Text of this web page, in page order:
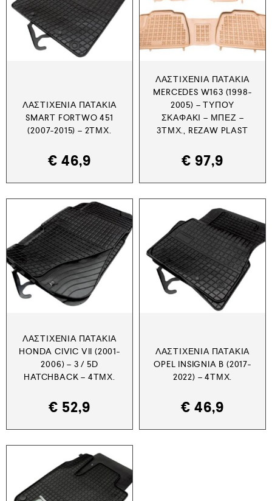
ΛΑΣΤΙΧΈΝΙΑ ΠΑΤΆΚΙΑ
SMART FORTWO 451
(2007-2015) – 2ΤΜΧ.
€ 46,9
ΛΑΣΤΙΧΈΝΙΑ ΠΑΤΆΚΙΑ
MERCEDES W163 (1998-
2005) – ΤΎΠΟΥ
ΣΚΑΦΆΚΙ – ΜΠΕΖ –
3ΤΜΧ., REZAW PLAST
€ 97,9
ΛΑΣΤΙΧΈΝΙΑ ΠΑΤΆΚΙΑ
HONDA CIVIC VII (2001-
2006) – 3 / 5D
HATCHBACK – 4ΤΜΧ.
€ 52,9
ΛΑΣΤΙΧΈΝΙΑ ΠΑΤΆΚΙΑ
OPEL INSIGNIA B (2017-
2022) – 4ΤΜΧ.
€ 46,9